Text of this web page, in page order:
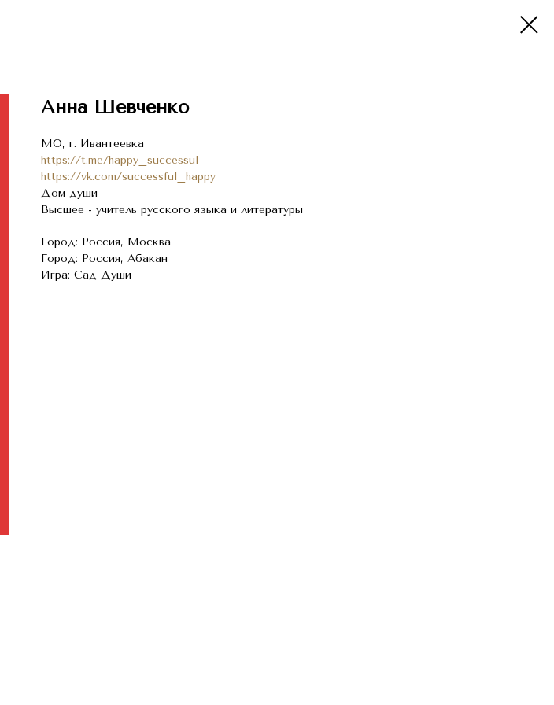
Анна Шевченко
МО, г. Ивантеевка
https://t.me/happy_successul
https://vk.com/successful_happy
Дом души
Высшее - учитель русского языка и литературы
Город: Россия, Москва
Город: Россия, Абакан
Игра: Сад Души